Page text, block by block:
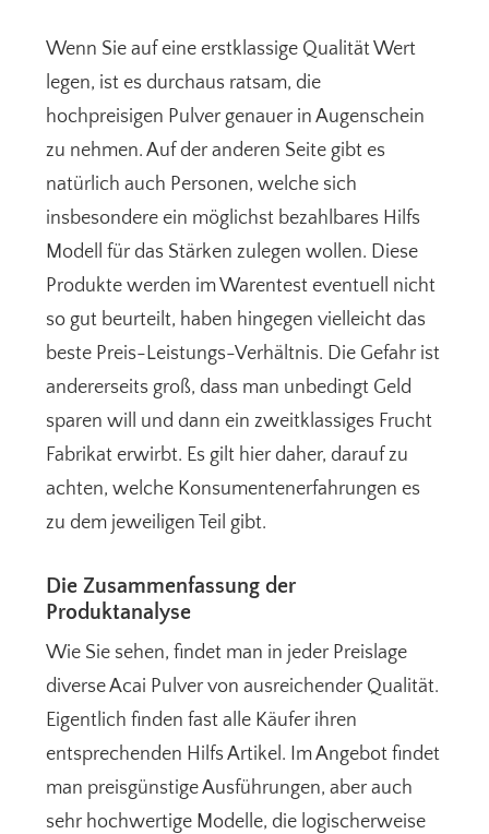
Wenn Sie auf eine erstklassige Qualität Wert
legen, ist es durchaus ratsam, die
hochpreisigen Pulver genauer in Augenschein
zu nehmen. Auf der anderen Seite gibt es
natürlich auch Personen, welche sich
insbesondere ein möglichst bezahlbares Hilfs
Modell für das Stärken zulegen wollen. Diese
Produkte werden im Warentest eventuell nicht
so gut beurteilt, haben hingegen vielleicht das
beste Preis-Leistungs-Verhältnis. Die Gefahr ist
andererseits groß, dass man unbedingt Geld
sparen will und dann ein zweitklassiges Frucht
Fabrikat erwirbt. Es gilt hier daher, darauf zu
achten, welche Konsumentenerfahrungen es
zu dem jeweiligen Teil gibt.
Die Zusammenfassung der
Produktanalyse
Wie Sie sehen, findet man in jeder Preislage
diverse Acai Pulver von ausreichender Qualität.
Eigentlich finden fast alle Käufer ihren
entsprechenden Hilfs Artikel. Im Angebot findet
man preisgünstige Ausführungen, aber auch
sehr hochwertige Modelle, die logischerweise